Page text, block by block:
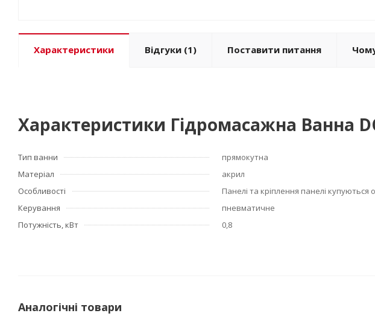
Характеристики Відгуки (1) Поставити питання
Характеристики Гідромасажна Ванна
Тип ванни
прямокутна
Матеріал
акрил
Особливості
Панелі та кріплення панелі купуються
Керування
пневматичне
Потужність, кВт
0,8
Аналогічні товари